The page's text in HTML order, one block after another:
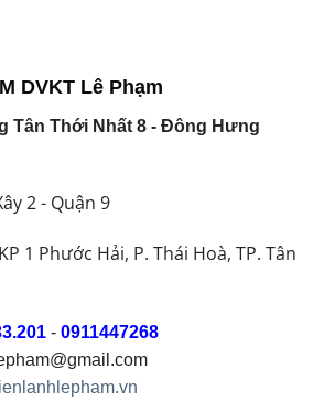
Lạnh
Dùng
Bắt
Phải
Bảo
Ổn
DVKT Lê Phạm
Tân Thới Nhất 8 - Đông Hưng
2 - Quận 9
1 Phước Hải, P. Thái Hoà, TP. Tân
- 0911447268